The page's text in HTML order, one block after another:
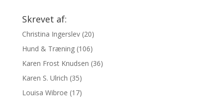
Skrevet af:
Christina Ingerslev(20)
Hund & Træning(106)
Karen Frost Knudsen (36)
Karen S. Ulrich (35)
Louisa Wibroe (17)